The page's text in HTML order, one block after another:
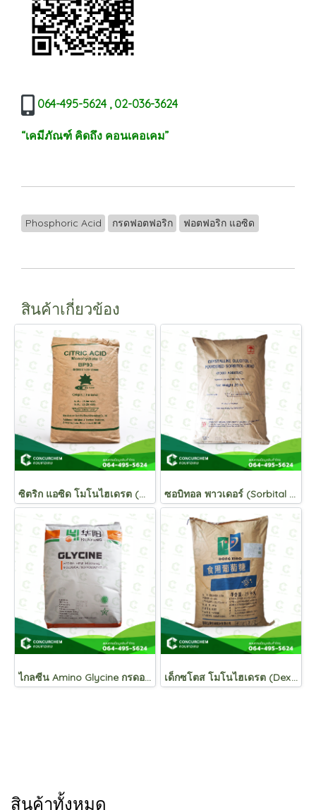
064-495-5624 , 02-036-3624
“เคมีภัณฑ์ คิดถึง คอนเคอเคม”
Phosphoric Acid กรดฟอตฟอริก ฟอตฟอริก แอซิด
สินค้าเกี่ยวข้อง
ซิตริก แอซิด โมโนไฮเดรต (Citric Acid Monohydrate) กรดมะนาว , กรดซิตริก ซอบิทอล พาวเดอร์ (Sorbital Powder) สารให้ความหวาน น้ำตาลซอบิทอล , น้ำตาลแอลกอฮอล์
ไกลซีน Amino Glycine กรดอะมิโนไกลซีน C₆H₅NO₂ เด็กซโตส โมโนไฮเดรต (Dextrose Monohydrate)น้ำตาลกลูโคส (น้ำตาลทางด่วน สารให้ความหวาน)
สินค้าทั้งหมด